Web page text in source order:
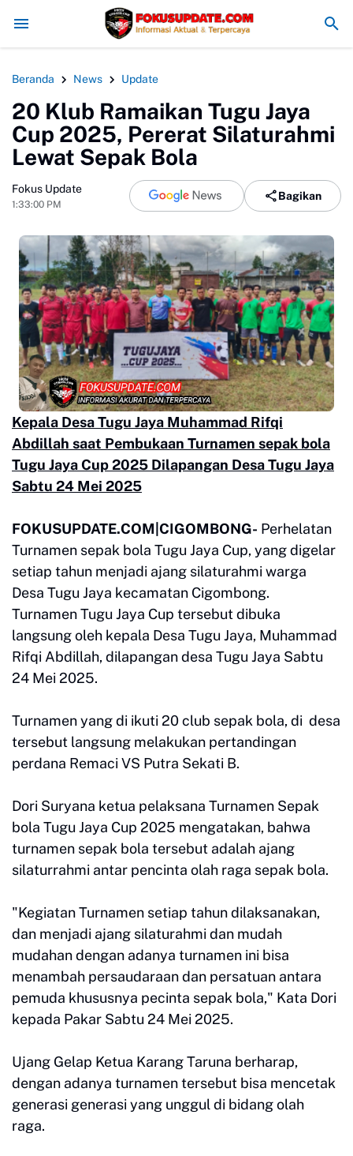
di Lahan SengketaMAN 4 Bogor Gelar Penyerahan Ijazah
Beranda News Update
20 Klub Ramaikan Tugu Jaya
Cup 2025, Pererat Silaturahmi
Lewat Sepak Bola
Fokus Update
1:33:00 PM
Bagikan
Kepala Desa Tugu Jaya Muhammad Rifqi
Abdillah saat Pembukaan Turnamen sepak bola
Tugu Jaya Cup 2025 Dilapangan Desa Tugu Jaya
Sabtu 24 Mei 2025
FOKUSUPDATE.COM|CIGOMBONG- Perhelatan
Turnamen sepak bola Tugu Jaya Cup, yang digelar
setiap tahun menjadi ajang silaturahmi warga
Desa Tugu Jaya kecamatan Cigombong.
Turnamen Tugu Jaya Cup tersebut dibuka
langsung oleh kepala Desa Tugu Jaya, Muhammad
Rifqi Abdillah, dilapangan desa Tugu Jaya Sabtu
24 Mei 2025.
Turnamen yang di ikuti 20 club sepak bola, di desa
tersebut langsung melakukan pertandingan
perdana Remaci VS Putra Sekati B.
Dori Suryana ketua pelaksana Turnamen Sepak
bola Tugu Jaya Cup 2025 mengatakan, bahwa
turnamen sepak bola tersebut adalah ajang
silaturrahmi antar pencinta olah raga sepak bola.
"Kegiatan Turnamen setiap tahun dilaksanakan,
dan menjadi ajang silaturahmi dan mudah
mudahan dengan adanya turnamen ini bisa
menambah persaudaraan dan persatuan antara
pemuda khususnya pecinta sepak bola," Kata Dori
kepada Pakar Sabtu 24 Mei 2025.
Ujang Gelap Ketua Karang Taruna berharap,
dengan adanya turnamen tersebut bisa mencetak
generasi generasi yang unggul di bidang olah
raga.